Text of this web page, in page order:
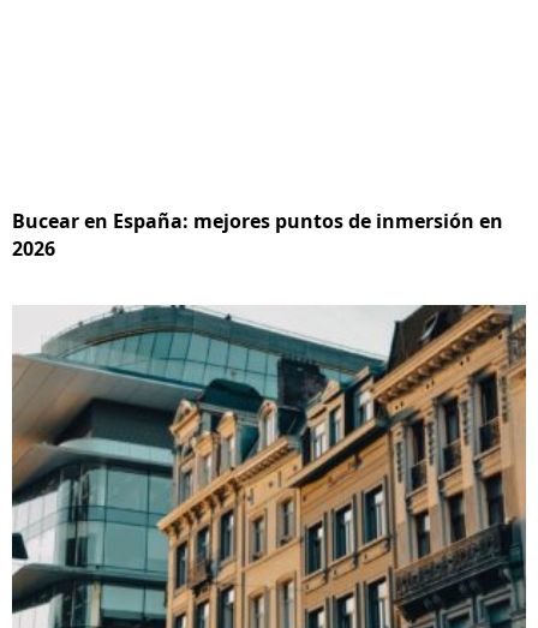
Bucear en España: mejores puntos de inmersión en
2026